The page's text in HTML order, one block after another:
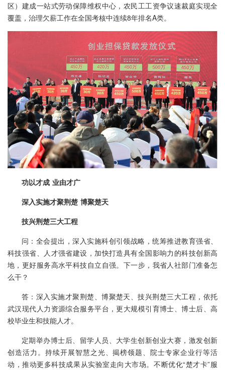
区）建成一站式劳动保障维权中心，农民工工资争议速裁庭实现全
覆盖，治理欠薪工作在全国考核中连续8年排名A类。
功以才成 业由才广
深入实施才聚荆楚 博聚楚天
技兴荆楚三大工程
问：全会提出，深入实施科创引领战略，统筹推进教育强省、
科技强省、人才强省建设，加快打造具有全国影响力的科技创新高
地，更好服务高水平科技自立自强。下一步，我省人社部门准备怎
么干？
答：深入实施才聚荆楚、博聚楚天、技兴荆楚三大工程，依托
武汉现代人力资源综合服务平台，更大规模引育博士、博士后、高
校毕业生和技能人才。
定期举办博士后、留学人员、大学生创新创业大赛，激发创新
创造活力。持续开展智慧之光、揭榜领题、院士专家企业行等活
动，推动更多科技成果从实验室走向大市场。不断优化“楚才卡”服